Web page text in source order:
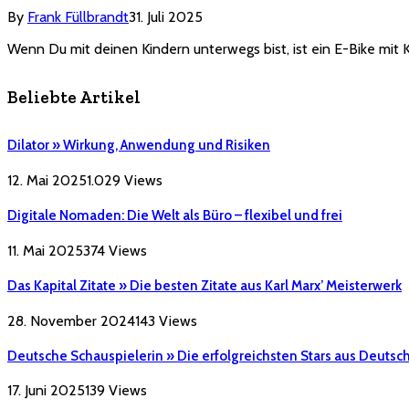
By Frank Füllbrandt31. Juli 2025
Wenn Du mit deinen Kindern unterwegs bist, ist ein E-Bike mit
Beliebte Artikel
Dilator » Wirkung, Anwendung und Risiken
12. Mai 20251.029 Views
Digitale Nomaden: Die Welt als Büro – flexibel und frei
11. Mai 2025374 Views
Das Kapital Zitate » Die besten Zitate aus Karl Marx’ Meisterwerk
28. November 2024143 Views
Deutsche Schauspielerin » Die erfolgreichsten Stars aus
17. Juni 2025139 Views